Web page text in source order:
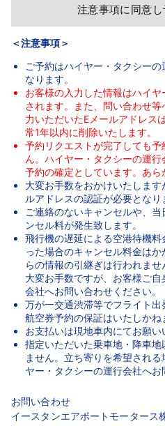
注意事項に同意
＜注意事項＞
ご予約はハイヤー・タクシーの
なります。
お客様の入力した情報はハイヤ
されます。また、問い合わせ
力いただいたEメールアドレス
常1年以内に削除いたします。
予約リクエストが完了しても
ん。 ハイヤー・タクシーの運行
予約の確定としています。あら
大変お手数をおかけいたしま
ルアドレスの認証が必要となり
ご連絡のないキャンセルや、
ンセル料が発生致します。
飛行機の遅延による空港待機
った場合のキャンセル料金は
らの情報の引継ぎは行われませ
大変お手数ですが、お客様ご自
会社へお問い合わせください。
万が一交通渋滞等でフライト出
航空券予約の保証はいたしかね
お支払いは現地車内にてお願い
指定いただいた乗車地・降車
ません。立ち寄りを希望され
ヤー・タクシーの運行会社へお
お問い合わせ
イースタンエアポートモータース